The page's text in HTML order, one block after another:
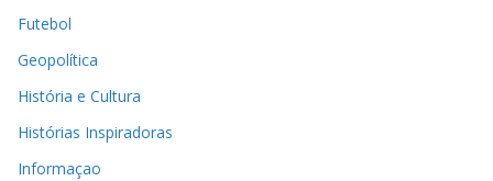
Futebol
Geopolítica
História e Cultura
Histórias Inspiradoras
Informaçao